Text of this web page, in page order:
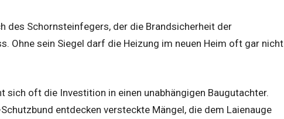
des Schornsteinfegers, der die Brandsicherheit der
Ohne sein Siegel darf die Heizung im neuen Heim oft gar nicht
sich oft die Investition in einen unabhängigen Baugutachter.
entdecken versteckte Mängel, die dem Laienauge